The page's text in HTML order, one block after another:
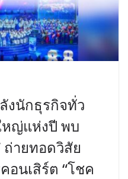
งนักธุรกิจทั่ว
หญ่แห่งปี พบ
ถ่ายทอดวิสัย
นเสิร์ต “โชค